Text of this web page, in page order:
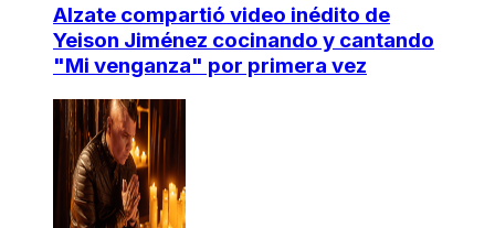
Alzate compartió video inédito de
Yeison Jiménez cocinando y cantando
"Mi venganza" por primera vez